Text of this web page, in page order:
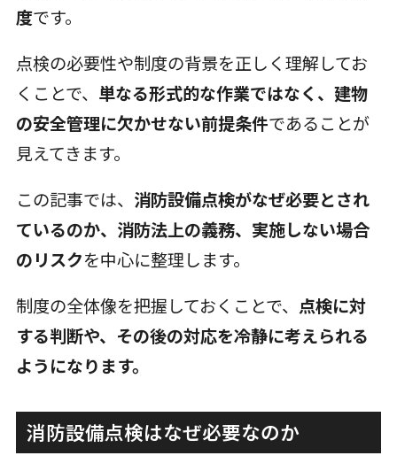
度です。
点検の必要性や制度の背景を正しく理解してお
くことで、 単なる形式的な作業ではなく、建物
の安全管理に欠かせない前提条件であることが
見えてきます。
この記事では、 消防設備点検がなぜ必要とされ
ているのか、消防法上の義務、実施しない場合
のリスクを中心に整理します。
制度の全体像を把握しておくことで、 点検に対
する判断や、その後の対応を冷静に考えられる
ようになります。
消防設備点検はなぜ必要なのか